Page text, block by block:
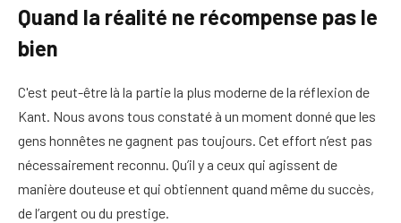
Quand la réalité ne récompense pas le
bien
C'est peut-être là la partie la plus moderne de la réflexion de
Kant. Nous avons tous constaté à un moment donné que les
gens honnêtes ne gagnent pas toujours. Cet effort n’est pas
nécessairement reconnu. Qu’il y a ceux qui agissent de
manière douteuse et qui obtiennent quand même du succès,
de l’argent ou du prestige.